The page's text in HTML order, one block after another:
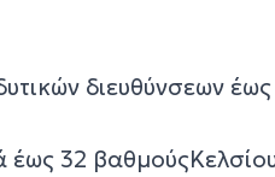
διευθύνσεων
32